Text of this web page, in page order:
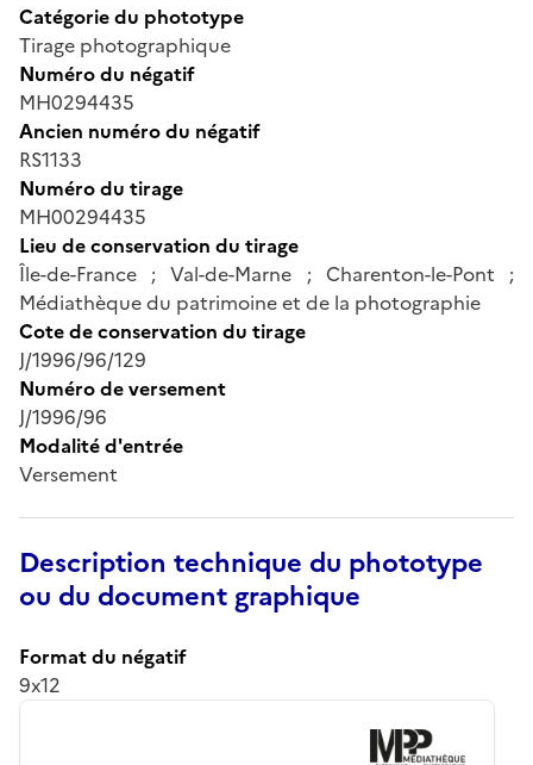
Catégorie du phototype
Tirage photographique
Numéro du négatif
MH0294435
Ancien numéro du négatif
RS1133
Numéro du tirage
MH00294435
Lieu de conservation du tirage
Île-de-France ; Val-de-Marne ; Charenton-le-Pont ;
Médiathèque du patrimoine et de la photographie
Cote de conservation du tirage
J/1996/96/129
Numéro de versement
J/1996/96
Modalité d'entrée
Versement
Description technique du phototype
ou du document graphique
Format du négatif
9x12